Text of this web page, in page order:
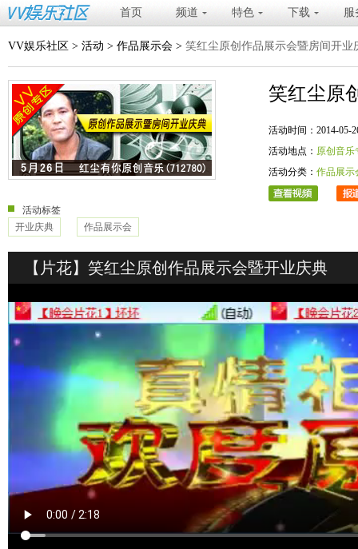
首页 频道 特色 下载 服
VV娱乐社区 > 活动 > 作品展示会 > 笑红尘原创作品展示会暨房间开业
笑红尘原
活动时间：2014-05-
活动地点： 原创音乐
活动分类： 作品展示
活动标签
开业庆典
作品展示会
【片花】笑红尘原创作品展示会暨开业庆典